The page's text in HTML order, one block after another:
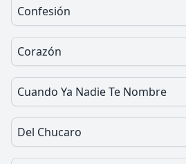
Confesión
Corazón
Cuando Ya Nadie Te Nombre
Del Chucaro